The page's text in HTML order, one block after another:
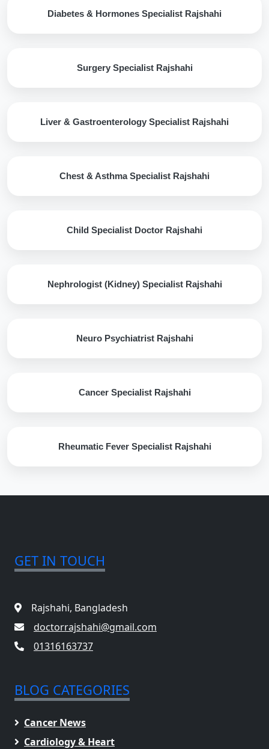
Diabetes & Hormones Specialist Rajshahi
Surgery Specialist Rajshahi
Liver & Gastroenterology Specialist Rajshahi
Chest & Asthma Specialist Rajshahi
Child Specialist Doctor Rajshahi
Nephrologist (Kidney) Specialist Rajshahi
Neuro Psychiatrist Rajshahi
Cancer Specialist Rajshahi
Rheumatic Fever Specialist Rajshahi
GET IN TOUCH
Rajshahi, Bangladesh
doctorrajshahi@gmail.com
01316163737
BLOG CATEGORIES
Cancer News
Cardiology & Heart